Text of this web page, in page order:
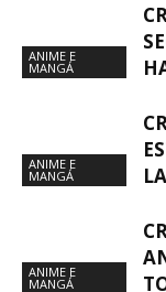
ANIME E
MANGÁ
ANIME E
MANGÁ
ANIME E
MANGÁ